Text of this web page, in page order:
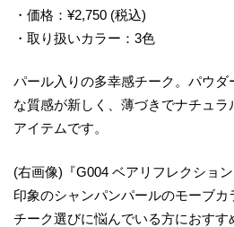
・価格：¥2,750 (税込)
・取り扱いカラー：3色
パール入りの多幸感チーク。パウダ
な質感が新しく、薄づきでナチュ
アイテムです。
(右画像)『G004 ベアリフレクショ
印象のシャンパンパールのモーブカ
チーク選びに悩んでいる方におすす